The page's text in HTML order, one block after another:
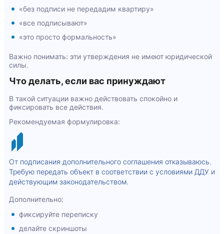
«без подписи не передадим квартиру»
«все подписывают»
«это просто формальность»
Важно понимать: эти утверждения не имеют юридической
силы.
Что делать, если вас принуждают
В такой ситуации важно действовать спокойно и
фиксировать все действия.
Рекомендуемая формулировка:
От подписания дополнительного соглашения отказываюсь.
Требую передать объект в соответствии с условиями ДДУ и
действующим законодательством.
Дополнительно:
фиксируйте переписку
делайте скриншоты